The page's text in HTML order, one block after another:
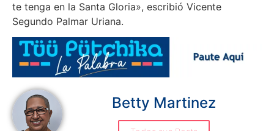
te tenga en la Santa Gloria», escribió Vicente
Segundo Palmar Uriana.
Betty Martinez